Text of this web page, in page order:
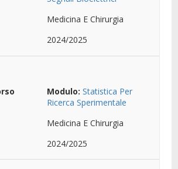
Medicina E Chirurgia
2024/2025
Modulo: Statistica Per
Ricerca Sperimentale
Medicina E Chirurgia
2024/2025